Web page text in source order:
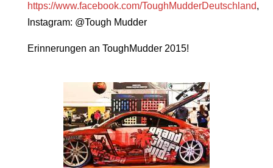
https://www.facebook.com/ToughMudderDeutschland,
Instagram: @Tough Mudder
Erinnerungen an ToughMudder 2015!